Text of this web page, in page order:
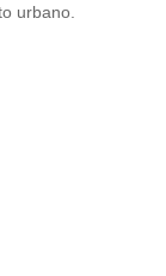
urbano.